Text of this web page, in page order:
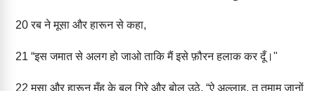
20रब ने मूसा और हारून से कहा,
21 “इस जमात से अलग हो जाओ ताकि मैं इसे फ़ौरन हलाक कर दूँ।"
22 मूसा और हारून मुँह के बल गिरे और बोल उठे, “ऐ अल्लाह, तू तमाम जानों